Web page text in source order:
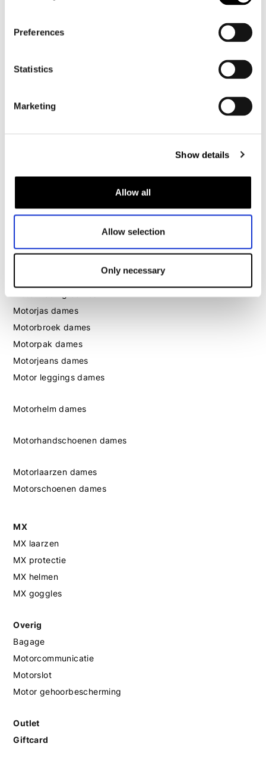
Preferences
Statistics
Marketing
Show details
Allow all
Allow selection
Only necessary
Heren
Motorjeans heren
Motorhandschoenen heren
Motorjas dames
Motorbroek dames
Motorpak dames
Motorjeans dames
Motor leggings dames
Motorhelm dames
Motorhandschoenen dames
Motorlaarzen dames
Motorschoenen dames
MX
MX laarzen
MX protectie
MX helmen
MX goggles
Overig
Bagage
Motorcommunicatie
Motorslot
Motor gehoorbescherming
Outlet
Giftcard